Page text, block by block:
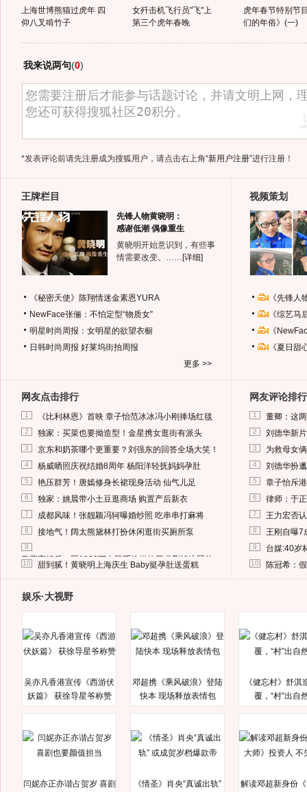
上海世博熊猫过虎年 四
仰八叉啃竹子
女歼击机飞行员"飞"上
第三个虎年春晚
虎年春节特别节
们的年俗》(一)
我来说两句(0)
*发表评论前请先注册成为搜狐用户，请点击右上角“新用户注册”进行注册！
王牌栏目
先锋人物黄晓明：
感谢低潮 偶像重生
黄晓明开始意识到，有些事
情需要改变。…… [详细]
《秘密天使》陈翔情迷金素恩YURA
NewFace张俪：不怕定型“物质女”
明星时尚周报：女明星的欲望衣橱
日韩时尚周报 好莱坞街拍周报
更多 >>
视频策划
《先锋
《综艺
《
《夏日
网友点击排行
1 《比利林恩》首映 章子怡范冰冰冯小刚捧场红毯
2 独家：买菜也要拗造型！金星携女逛街有派头
3 京东和奶茶哪个更重要？刘强东的回答全场大笑！
4 杨威晒照庆祝结婚8周年 杨阳洋轻抚妈妈孕肚
5 艳压群芳！唐嫣修身长裙现身活动 仙气儿足
6 独家：姚晨带小土豆逛商场 购置产后新衣
7 成都风味！张靓颖冯轲曝婚纱照 吃串串打麻将
8 接地气！阔太熊黛林打扮休闲逛街买厕所泵
9
马蓉离婚后，砸1000万人民币给媒体要求删掉这照片
10 甜到腻！黄晓明上海庆生 Baby挺孕肚送蛋糕
网友评论排行
1 董卿：这
2 刘德华新
3 为救母女
4 刘德华扮
5 章子怡斥
6 律师：于
7 王力宏否
8 王刚自曝7
9 台媒:40岁
10 陈冠希：
娱乐·大视野
吴亦凡香港宣传《西游伏
妖篇》 获徐导星爷称赞
邓超携《乘风破浪》登陆
快本 现场释放表情包
《健忘村》舒淇
覆，“村”出自
闫妮亦正亦谐占贺岁 喜剧
《情圣》肖央“真诚出轨”
解读邓超新身份